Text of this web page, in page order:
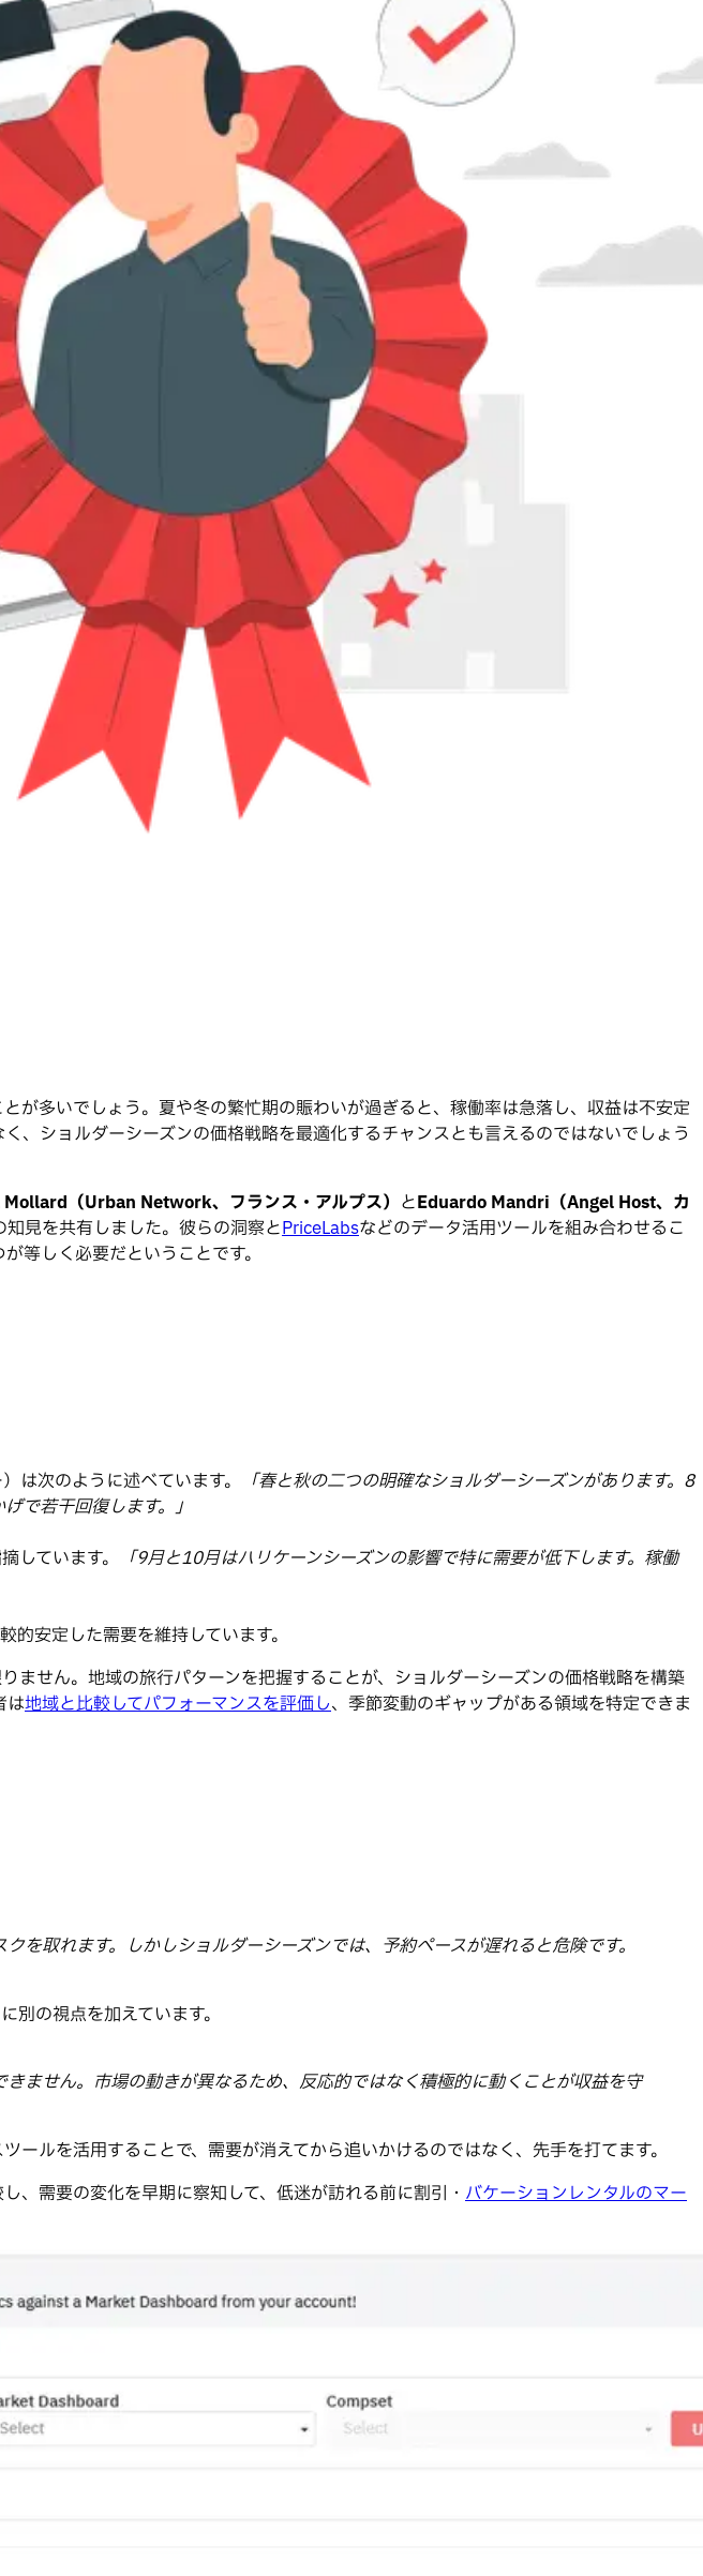
が多いでしょう。夏や冬の繁忙期の賑わいが過ぎると、稼働率は急落し、収益は不安定
、ショルダーシーズンの価格戦略を最適化するチャンスとも言えるのではないでしょう
（Urban Network、フランス・アルプス） とEduardo Mandri（Angel Host、カ
見を共有しました。彼らの洞察とPriceLabsなどのデータ活用ツールを組み合わせるこ
等しく必要だということです。
は次のように述べています。
「春と秋の二つの明確なショルダーシーズンがあります。8
で若干回復します。」
しています。
「9月と10月はハリケーンシーズンの影響で特に需要が低下します。稼働
的安定した需要を維持しています。
ません。地域の旅行パターンを把握することが、ショルダーシーズンの価格戦略を構築
は地域と比較してパフォーマンスを評価し、季節変動のギャップがある領域を特定できま
を取れます。しかしショルダーシーズンでは、予約ペースが遅れると危険です。
の視点を加えています。
ません。市場の動きが異なるため、反応的ではなく積極的に動くことが収益を守
ールを活用することで、需要が消えてから追いかけるのではなく、先手を打てます。
、需要の変化を早期に察知して、低迷が訪れる前に割引・ バケーションレンタルのマー